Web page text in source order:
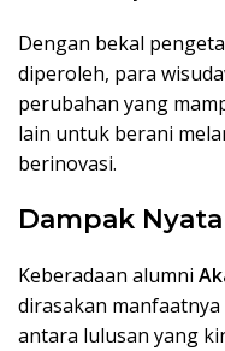
Dengan bekal
diperoleh, para
perubahan yang
lain untuk berani
berinovasi.
Dampak
Keberadaan alumni
dirasakan manfaatnya
antara lulusan yang